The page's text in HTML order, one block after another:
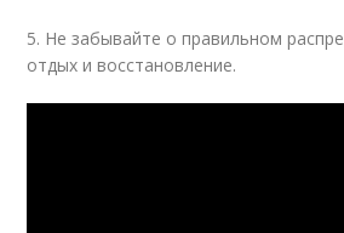
5. Не забывайте о правильном
отдых и восстановление.